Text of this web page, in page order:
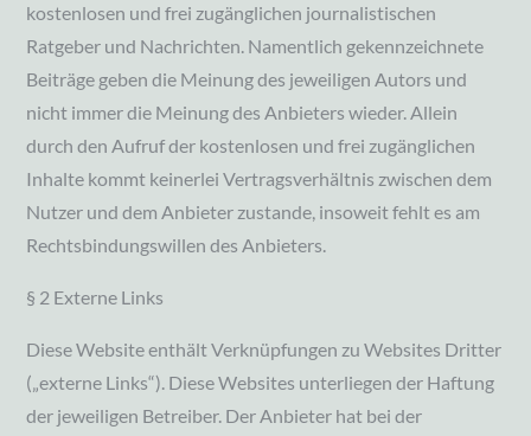
kostenlosen und frei zugänglichen journalistischen
Ratgeber und Nachrichten. Namentlich gekennzeichnete
Beiträge geben die Meinung des jeweiligen Autors und
nicht immer die Meinung des Anbieters wieder. Allein
durch den Aufruf der kostenlosen und frei zugänglichen
Inhalte kommt keinerlei Vertragsverhältnis zwischen dem
Nutzer und dem Anbieter zustande, insoweit fehlt es am
Rechtsbindungswillen des Anbieters.
§ 2 Externe Links
Diese Website enthält Verknüpfungen zu Websites Dritter
(„externe Links“). Diese Websites unterliegen der Haftung
der jeweiligen Betreiber. Der Anbieter hat bei der